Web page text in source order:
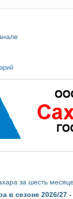
за шесть
в сезоне 2026/